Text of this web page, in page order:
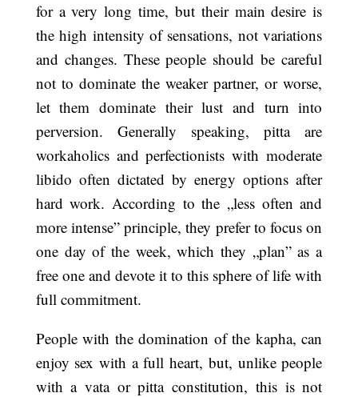
for a very long time, but their main desire is
the high intensity of sensations, not variations
and changes. These people should be careful
not to dominate the weaker partner, or worse,
let them dominate their lust and turn into
perversion. Generally speaking, pitta are
workaholics and perfectionists with moderate
libido often dictated by energy options after
hard work. According to the „less often and
more intense” principle, they prefer to focus on
one day of the week, which they „plan” as a
free one and devote it to this sphere of life with
full commitment.
People with the domination of the kapha, can
enjoy sex with a full heart, but, unlike people
with a vata or pitta constitution, this is not